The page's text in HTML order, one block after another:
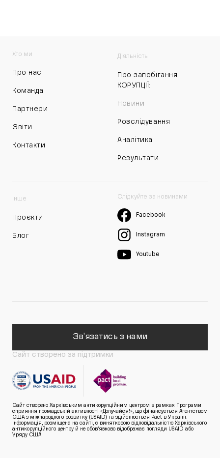
Хто ми
Про нас
Команда
Партнери
Звіти
Контакти
Діяльність
Про запобігання
КОРУПЦІЇ:
Новини
Розслідування
Аналітика
Результати
Інше
Проєкти
Блог
Слідкуйте за новинами
Facebook
Instagram
Youtube
Зв'язатись з нами
Сайт створено за підтримки
Сайт створено Харківським антикорупційним центром в рамках Програми
сприяння громадській активності «Долучайся!», що фінансується Агентством
США з міжнародного розвитку (USAID) та здійснюється Pact в Україні.
Інформація, розміщена на сайті, є винятковою відповідальністю Харківського
антикорупційного центру й не обов’язково відображає погляди USAID або
Уряду США.